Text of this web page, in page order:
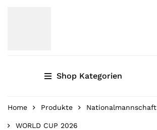
Shop Kategorien
Home Produkte Nationalmannschaft
WORLD CUP 2026